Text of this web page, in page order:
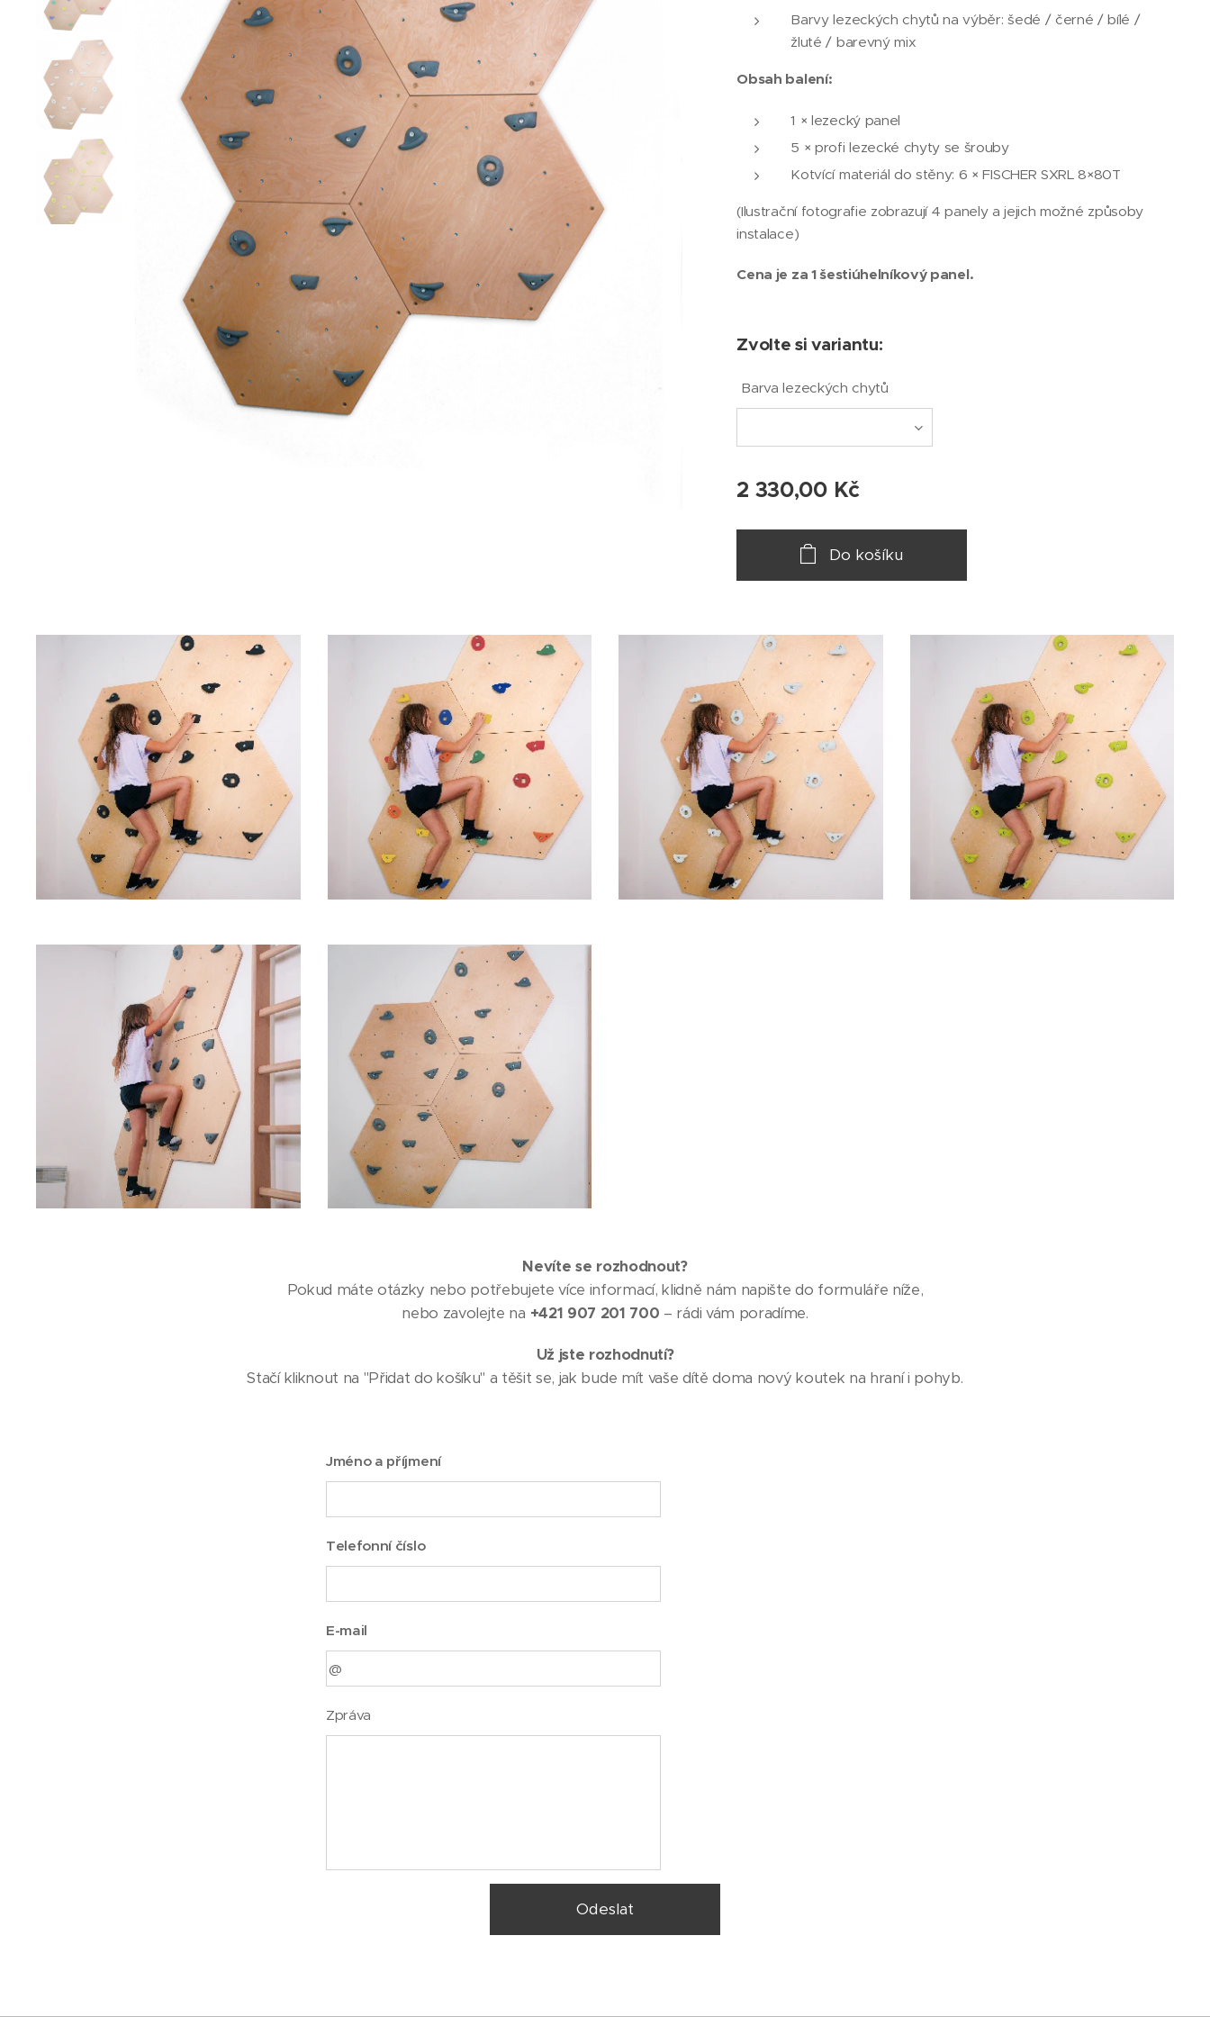
Barvy lezeckých chytů na výběr: šedé / černé / bílé /
žluté / barevný mix
Obsah balení:
1 × lezecký panel
5 × profi lezecké chyty se šrouby
Kotvící materiál do stěny: 6 × FISCHER SXRL 8×80T
(Ilustrační fotografie zobrazují 4 panely a jejich možné způsoby
instalace)
Cena je za 1 šestiúhelníkový panel.
Zvolte si variantu:
Barva lezeckých chytů
2 330,00Kč
Do košíku
Nevíte se rozhodnout?
Pokud máte otázky nebo potřebujete více informací, klidně nám napište do formuláře níže,
nebo zavolejte na +421 907 201 700 – rádi vám poradíme.
Už jste rozhodnutí?
Stačí kliknout na "Přidat do košíku" a těšit se, jak bude mít vaše dítě doma nový koutek na hraní i pohyb.
Jméno a příjmení
Telefonní číslo
E-mail
Zpráva
Odeslat